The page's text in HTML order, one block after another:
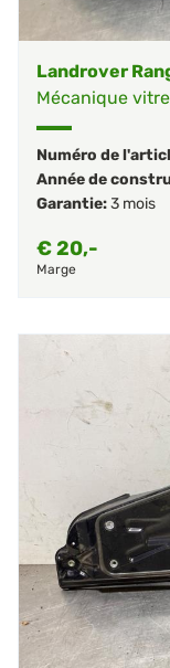
Landrover
Mécanique
Numéro de
Année de
Garantie:3 mois
€20,-
Marge